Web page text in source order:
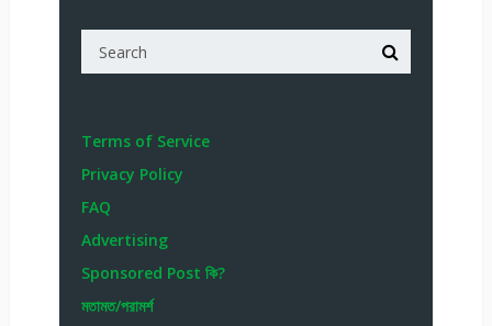
Terms of Service
Privacy Policy
FAQ
Advertising
Sponsored Post কি?
মতামত/পরামর্শ